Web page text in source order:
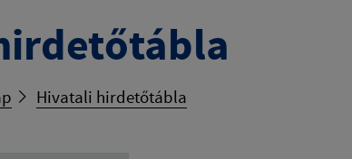
Hivatali hirdetőtábla